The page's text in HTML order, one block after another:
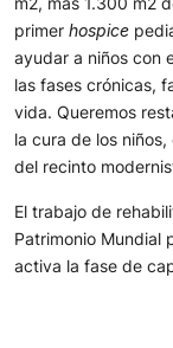
primer hospice
ayudar a niños con
las fases crónicas,
vida. Queremos
la cura de los
del recinto
El trabajo de
Patrimonio Mundial
activa la fase de